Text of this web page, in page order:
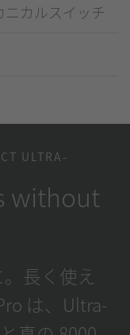
ニカルスイッチ
ULTRA-
without
長く使え
は、Ultra-